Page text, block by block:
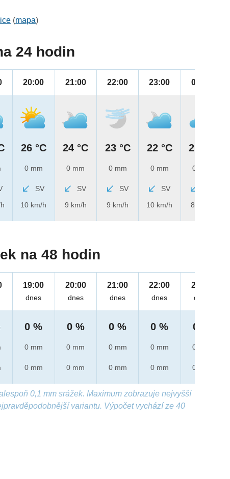
(mapa)
24 hodin
20:00
26 °C
0 mm
SV
10 km/h
21:00
24 °C
0 mm
SV
9 km/h
22:00
23 °C
0 mm
SV
9 km/h
23:00
22 °C
0 mm
SV
10 km/h
00:00
21 °C
0 mm
8 km/h
na 48 hodin
19:00
dnes
0 %
0 mm
0 mm
20:00
dnes
0 %
0 mm
0 mm
21:00
dnes
0 %
0 mm
0 mm
22:00
dnes
0 %
0 mm
0 mm
23:00
dnes
0 %
0 mm
0 mm
0,1 mm srážek. Maximum zobrazuje nejvyšší
variantu. Výpočet vychází ze 40